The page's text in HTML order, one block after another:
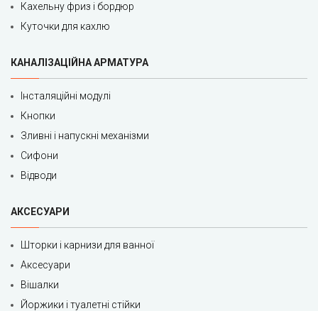
Кахельну фриз і бордюр
Куточки для кахлю
КАНАЛІЗАЦІЙНА АРМАТУРА
Інсталяційні модулі
Кнопки
Зливні і напускні механізми
Сифони
Відводи
АКСЕСУАРИ
Шторки і карнизи для ванної
Аксесуари
Вішалки
Йоржики і туалетні стійки